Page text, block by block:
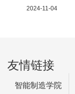
2024-11-04
友情链接
智能制造学院